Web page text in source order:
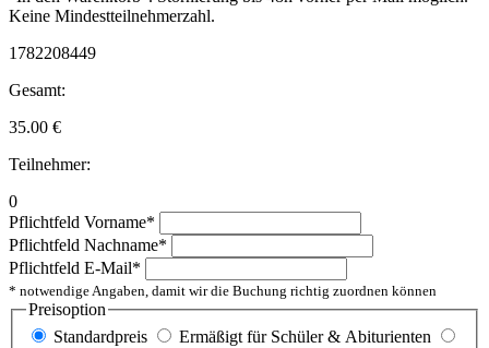
Keine Mindestteilnehmerzahl.
1782208449
Gesamt:
35.00 €
Teilnehmer:
0
Pflichtfeld Vorname*
Pflichtfeld Nachname*
Pflichtfeld E-Mail*
* notwendige Angaben, damit wir die Buchung richtig zuordnen können
Preisoption
Standardpreis
Ermäßigt für Schüler & Abiturienten